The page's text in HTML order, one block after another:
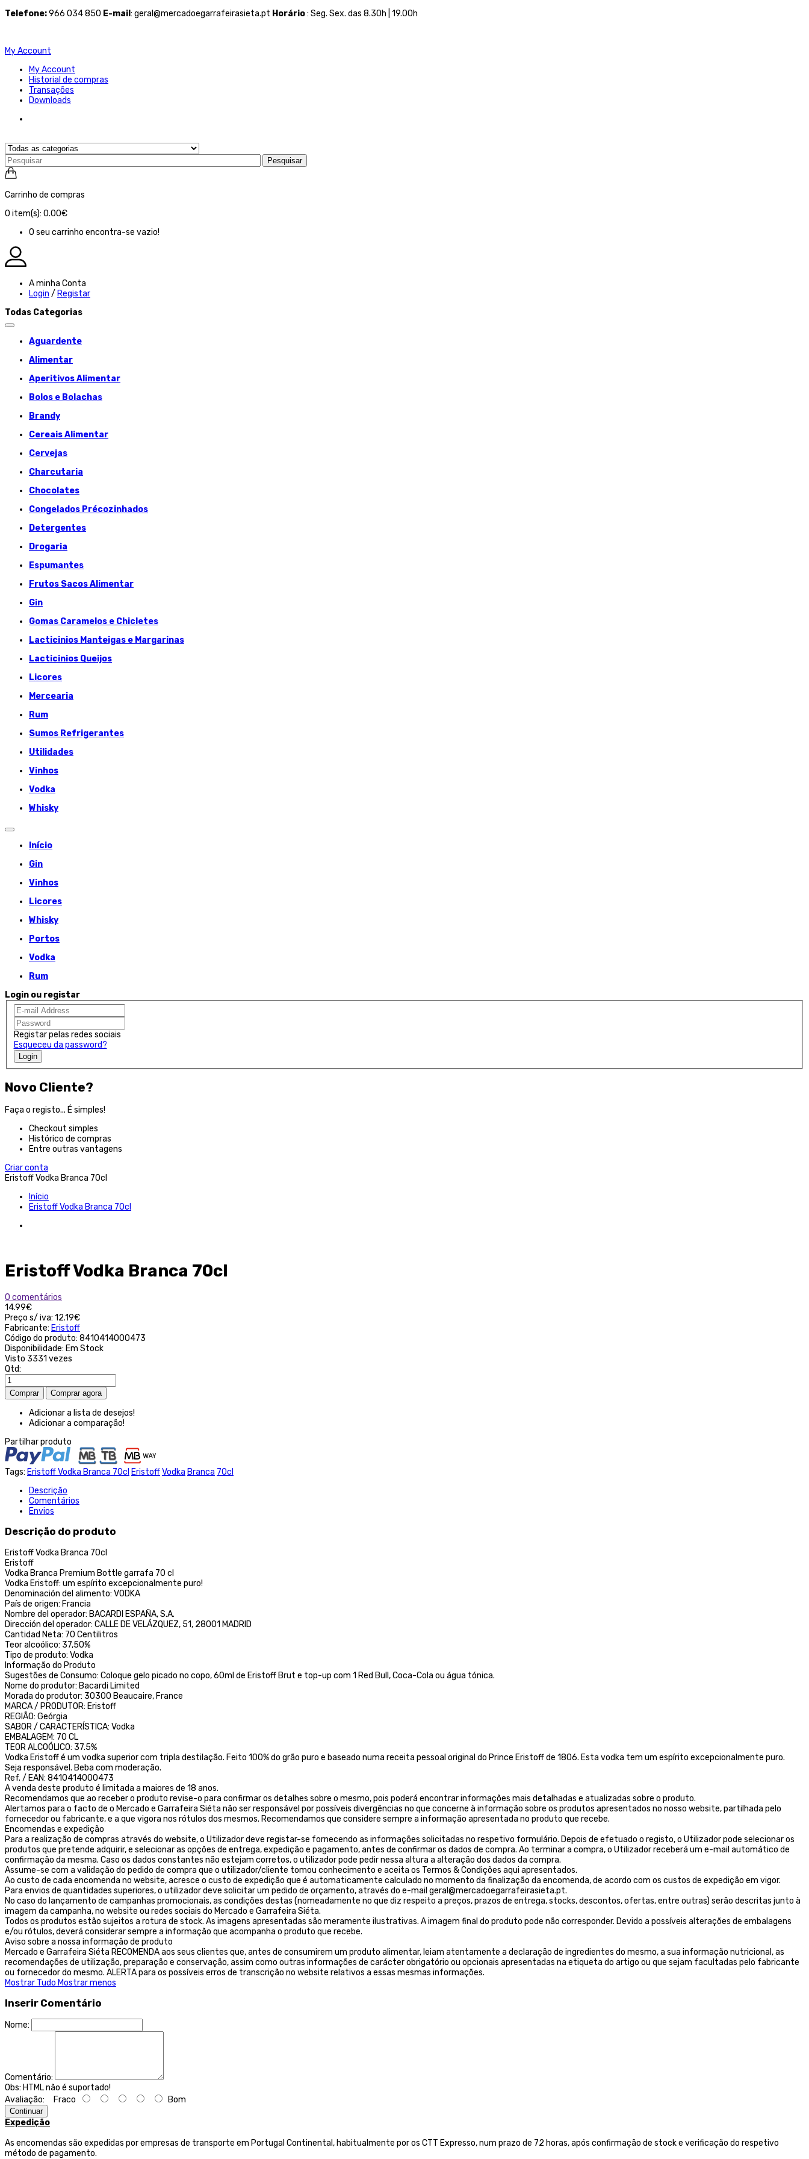
Telefone:966 034 850 E-mail : geral@mercadoegarrafeirasieta.pt Horário: Seg. Sex. das 8.30h | 19.00h
My Account
My Account
Historial de compras
Transações
Downloads
Pesquisar
Carrinho de compras
0 item(s): 0.00€
O seu carrinho encontra-se vazio!
A minha Conta
Login / Registar
Todas Categorias
Aguardente
Alimentar
Aperitivos Alimentar
Bolos e Bolachas
Brandy
Cereais Alimentar
Cervejas
Charcutaria
Chocolates
Congelados Précozinhados
Detergentes
Drogaria
Espumantes
Frutos Sacos Alimentar
Gin
Gomas Caramelos e Chicletes
Lacticinios Manteigas e Margarinas
Lacticinios Queijos
Licores
Mercearia
Rum
Sumos Refrigerantes
Utilidades
Vinhos
Vodka
Whisky
Início
Gin
Vinhos
Licores
Whisky
Portos
Vodka
Rum
Login ou registar
Registar pelas redes sociais
Esqueceu da password?
Login
Novo Cliente?
Faça o registo... É simples!
Checkout simples
Histórico de compras
Entre outras vantagens
Criar conta
Eristoff Vodka Branca 70cl
Início
Eristoff Vodka Branca 70cl
Eristoff Vodka Branca 70cl
0 comentários
14.99€
Preço s/ iva: 12.19€
Fabricante: Eristoff
Código do produto: 8410414000473
Disponibilidade: Em Stock
Visto 3331 vezes
Qtd:
Adicionar a lista de desejos!
Adicionar a comparação!
Partilhar produto
Tags: Eristoff Vodka Branca 70cl EristoffVodka Branca 70cl
Descrição
Comentários
Envios
Descrição do produto
Eristoff Vodka Branca 70cl
Eristoff
Vodka Branca Premium Bottle garrafa 70 cl
Vodka Eristoff: um espírito excepcionalmente puro!
Denominación del alimento: VODKA
País de origen: Francia
Nombre del operador: BACARDI ESPAÑA, S.A.
Dirección del operador: CALLE DE VELÁZQUEZ, 51, 28001 MADRID
Cantidad Neta: 70 Centilitros
Teor alcoólico: 37,50%
Tipo de produto: Vodka
Informação do Produto
Sugestões de Consumo: Coloque gelo picado no copo, 60ml de Eristoff Brut e top-up com 1 Red Bull, Coca-Cola ou água tónica.
Nome do produtor: Bacardi Limited
Morada do produtor: 30300 Beaucaire, France
MARCA / PRODUTOR: Eristoff
REGIÃO: Geórgia
SABOR / CARACTERÍSTICA: Vodka
EMBALAGEM: 70 CL
TEOR ALCOÓLICO: 37.5%
Vodka Eristoff é um vodka superior com tripla destilação. Feito 100% do grão puro e baseado numa receita pessoal original do Prince Eristoff de 1806. Esta vodka tem um espírito excepcionalmente puro.
Seja responsável. Beba com moderação.
Ref. / EAN: 8410414000473
A venda deste produto é limitada a maiores de 18 anos.
Recomendamos que ao receber o produto revise-o para confirmar os detalhes sobre o mesmo, pois poderá encontrar informações mais detalhadas e atualizadas sobre o produto.
Alertamos para o facto de o Mercado e Garrafeira Siéta não ser responsável por possíveis divergências no que concerne à informação sobre os produtos apresentados no nosso website, partilhada pelo
fornecedor ou fabricante, e a que vigora nos rótulos dos mesmos. Recomendamos que considere sempre a informação apresentada no produto que recebe.
Encomendas e expedição
Para a realização de compras através do website, o Utilizador deve registar-se fornecendo as informações solicitadas no respetivo formulário. Depois de efetuado o registo, o Utilizador pode selecionar os
produtos que pretende adquirir, e selecionar as opções de entrega, expedição e pagamento, antes de confirmar os dados de compra. Ao terminar a compra, o Utilizador receberá um e-mail automático de
confirmação da mesma. Caso os dados constantes não estejam corretos, o utilizador pode pedir nessa altura a alteração dos dados da compra.
Assume-se com a validação do pedido de compra que o utilizador/cliente tomou conhecimento e aceita os Termos & Condições aqui apresentados.
Ao custo de cada encomenda no website, acresce o custo de expedição que é automaticamente calculado no momento da finalização da encomenda, de acordo com os custos de expedição em vigor.
Para envios de quantidades superiores, o utilizador deve solicitar um pedido de orçamento, através do e-mail geral@mercadoegarrafeirasieta.pt.
No caso do lançamento de campanhas promocionais, as condições destas (nomeadamente no que diz respeito a preços, prazos de entrega, stocks, descontos, ofertas, entre outras) serão descritas junto à
imagem da campanha, no website ou redes sociais do Mercado e Garrafeira Siéta.
Todos os produtos estão sujeitos a rotura de stock. As imagens apresentadas são meramente ilustrativas. A imagem final do produto pode não corresponder. Devido a possíveis alterações de embalagens
e/ou rótulos, deverá considerar sempre a informação que acompanha o produto que recebe.
Aviso sobre a nossa informação de produto
Mercado e Garrafeira Siéta RECOMENDA aos seus clientes que, antes de consumirem um produto alimentar, leiam atentamente a declaração de ingredientes do mesmo, a sua informação nutricional, as
recomendações de utilização, preparação e conservação, assim como outras informações de carácter obrigatório ou opcionais apresentadas na etiqueta do artigo ou que sejam facultadas pelo fabricante
ou fornecedor do mesmo. ALERTA para os possíveis erros de transcrição no website relativos a essas mesmas informações.
Mostrar Tudo Mostrar menos
Inserir Comentário
Nome:
Comentário:
Obs: HTML não é suportado!
Avaliação: Fraco Bom
Continuar
Expedição
As encomendas são expedidas por empresas de transporte em Portugal Continental, habitualmente por os CTT Expresso,num prazo de 72 horas, após confirmação de stock e verificação do respetivo
método de pagamento.